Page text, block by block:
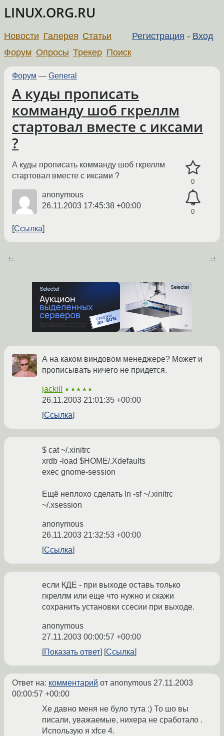
LINUX.ORG.RU
Регистрация - Вход
Новости Галерея Статьи
Форум Опросы Трекер Поиск
Форум — General
А куды прописать
комманду шоб гкреллм
стартовал вместе с иксами
?
0
0
А куды прописать комманду шоб гкреллм
стартовал вместе с иксами ?
anonymous
26.11.2003 17:45:38 +00:00
Ссылка
← →
А на каком виндовом менеджере? Может и
прописывать ничего не придется.
jackill ★★★★★
26.11.2003 21:01:35 +00:00
Ссылка
$ cat ~/.xinitrc
xrdb -load $HOME/.Xdefaults
exec gnome-session
Ещё неплохо сделать ln -sf ~/.xinitrc
~/.xsession
anonymous
26.11.2003 21:32:53 +00:00
Ссылка
если КДЕ - при выходе оставь только
гкреллм или еще что нужно и скажи
сохранить установки ссесии при выходе.
anonymous
27.11.2003 00:00:57 +00:00
Показать ответ
Ссылка
Ответ на: комментарий от anonymous 27.11.2003
00:00:57 +00:00
Хе давно меня не було тута :) То шо вы
писали, уважаемые, нихера не сработало .
Использую я xfce 4.